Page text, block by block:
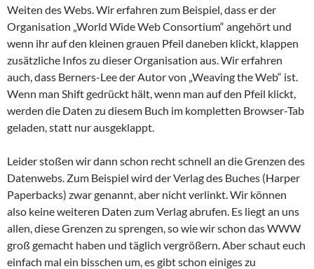
Weiten des Webs. Wir erfahren zum Beispiel, dass er der
Organisation „World Wide Web Consortium“ angehört und
wenn ihr auf den kleinen grauen Pfeil daneben klickt, klappen
zusätzliche Infos zu dieser Organisation aus. Wir erfahren
auch, dass Berners-Lee der Autor von „Weaving the Web“ ist.
Wenn man Shift gedrückt hält, wenn man auf den Pfeil klickt,
werden die Daten zu diesem Buch im kompletten Browser-Tab
geladen, statt nur ausgeklappt.
Leider stoßen wir dann schon recht schnell an die Grenzen des
Datenwebs. Zum Beispiel wird der Verlag des Buches (Harper
Paperbacks) zwar genannt, aber nicht verlinkt. Wir können
also keine weiteren Daten zum Verlag abrufen. Es liegt an uns
allen, diese Grenzen zu sprengen, so wie wir schon das WWW
groß gemacht haben und täglich vergrößern. Aber schaut euch
einfach mal ein bisschen um, es gibt schon einiges zu